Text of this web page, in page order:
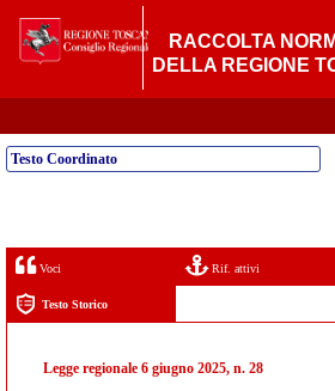
RACCOLTA
DELLA REGIONE
Testo Coordinato
Voci Rif. attivi
Testo Storico
Legge regionale 6 giugno 2025, n. 28